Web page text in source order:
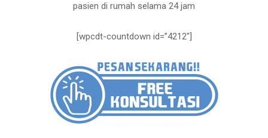
pasien di rumah selama 24 jam
[wpcdt-countdown id=”4212″]